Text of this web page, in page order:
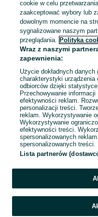
KATEGORIA
ID:1078104373
Wyślij wiadomość
cookie w celu
zaakceptować wybory lub
dowolnym momencie na
sygnalizowane naszym
przeglądania. Polityka
Wraz z naszymi
zapewnienia:
Użycie dokładnych
charakterystyki urządzenia
odbiorców dzięki
Przechowywanie
efektywności reklam.
personalizacji treści.
reklam. Wykorzystywanie
Wykorzystywanie
efektywności treści.
spersonalizowanych
spersonalizowanych treści.
Lista partnerów